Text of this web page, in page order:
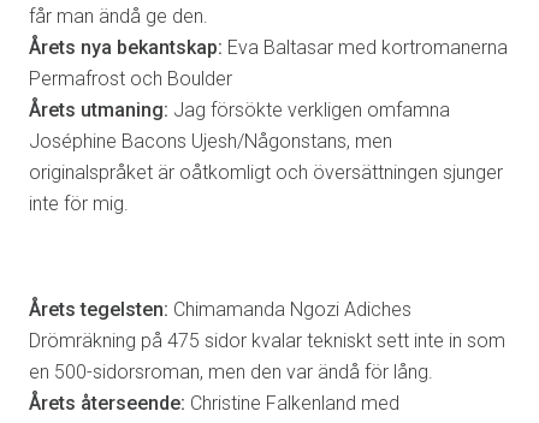
får man ändå ge den.
Årets nya bekantskap: Eva Baltasar med kortromanerna
Permafrost och Boulder
Årets utmaning: Jag försökte verkligen omfamna
Joséphine Bacons Ujesh/Någonstans, men
originalspråket är oåtkomligt och översättningen sjunger
inte för mig.
Årets tegelsten: Chimamanda Ngozi Adiches
Drömräkning på 475 sidor kvalar tekniskt sett inte in som
en 500-sidorsroman, men den var ändå för lång.
Årets återseende: Christine Falkenland med